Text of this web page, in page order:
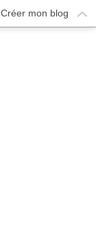
Créer mon blog